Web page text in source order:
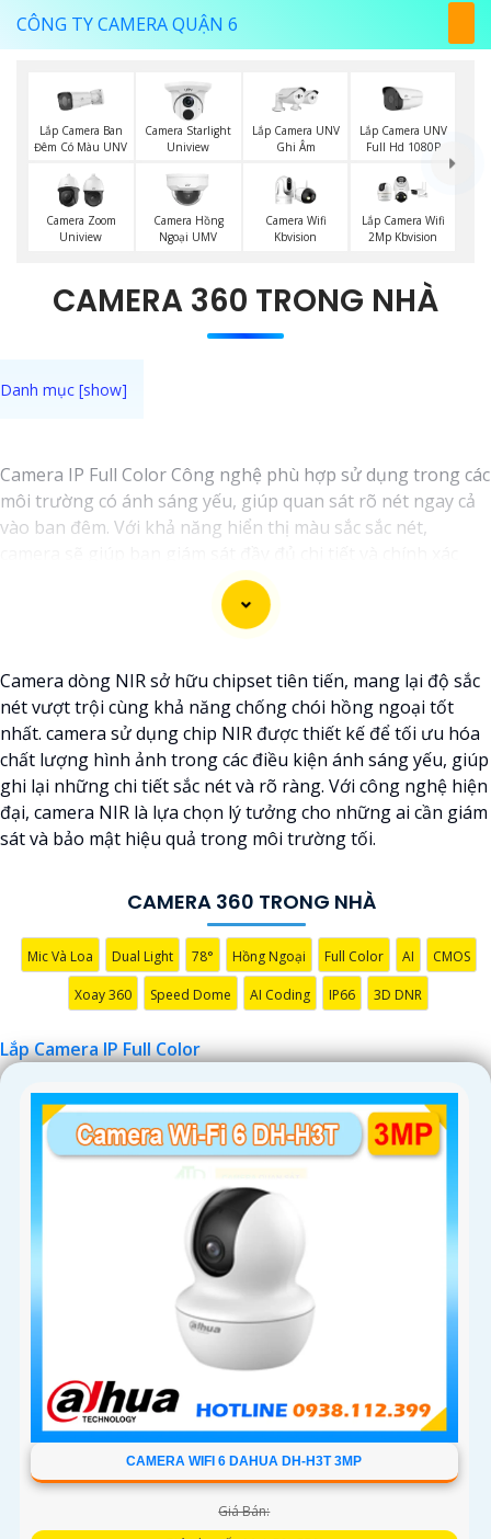
CÔNG TY CAMERA QUẬN 6
Lắp Camera Ban
Đêm Có Màu UNV
Camera Starlight
Uniview
Lắp Camera UNV
Ghi Âm
Lắp Camera UNV
Full Hd 1080P
Camera Zoom
Uniview
Camera Hồng
Ngoại UMV
Camera Wifi
Kbvision
Lắp Camera Wifi
2Mp Kbvision
CAMERA 360 TRONG NHÀ
Camera IP Full Color Công nghệ phù hợp sử dụng trong các
môi trường có ánh sáng yếu, giúp quan sát rõ nét ngay cả
vào ban đêm. Với khả năng hiển thị màu sắc sắc nét,
mọi hoạt động xung quanh, hình ảnh có màu ban đêm như
Camera dòng NIR sở hữu chipset tiên tiến, mang lại độ sắc
nét vượt trội cùng khả năng chống chói hồng ngoại tốt
nhất. camera sử dụng chip NIR được thiết kế để tối ưu hóa
chất lượng hình ảnh trong các điều kiện ánh sáng yếu, giúp
ghi lại những chi tiết sắc nét và rõ ràng. Với công nghệ hiện
đại, camera NIR là lựa chọn lý tưởng cho những ai cần giám
sát và bảo mật hiệu quả trong môi trường tối.
CAMERA 360 TRONG NHÀ
Mic Và Loa Dual Light 78° Hồng Ngoại Full Color AI CMOS
Xoay 360 Speed Dome AI Coding IP66 3D DNR
Lắp Camera IP Full Color
CAMERA WIFI 6 DAHUA DH-H3T 3MP
Giá Bán: